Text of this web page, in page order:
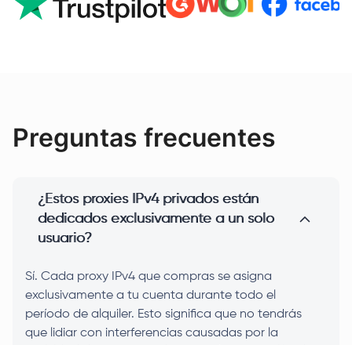
Preguntas frecuentes
¿Estos proxies IPv4 privados están
dedicados exclusivamente a un solo
usuario?
Sí. Cada proxy IPv4 que compras se asigna
exclusivamente a tu cuenta durante todo el
período de alquiler. Esto significa que no tendrás
que lidiar con interferencias causadas por la